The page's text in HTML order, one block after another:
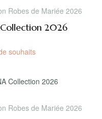
Robes de Mariée 2026
2026
souhaits
Robes de Mariée 2026